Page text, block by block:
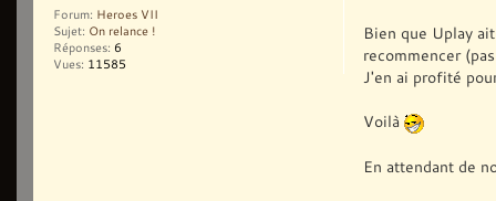
Bien que Uplay
recommencer
J'en ai profité
Voilà
En attendant de
Forum: Heroes VII
Sujet: On relance !
Réponses: 6
Vues: 11585